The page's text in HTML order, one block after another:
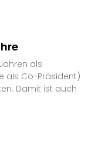
als
als Co-Präsident)
Damit ist auch